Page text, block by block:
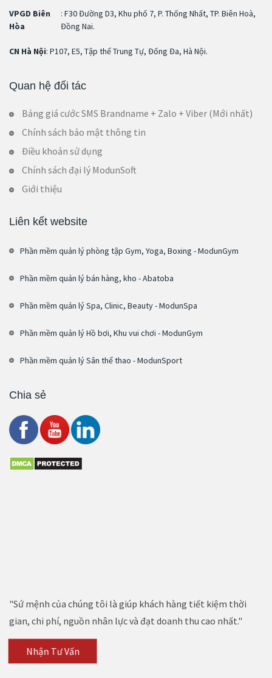
VPGD Biên
Hòa
: F30 Đường D3, Khu phố 7, P. Thống Nhất, TP. Biên Hoà,
Đồng Nai.
CN Hà Nội: P107, E5, Tập thể Trung Tự, Đống Đa, Hà Nội.
Quan hệ đối tác
Bảng giá cước SMS Brandname + Zalo + Viber (Mới nhất)
Chính sách bảo mật thông tin
Điều khoản sử dụng
Chính sách đại lý ModunSoft
Giới thiệu
Liên kết website
Phần mềm quản lý phòng tập Gym, Yoga, Boxing - ModunGym
Phần mềm quản lý bán hàng, kho - Abatoba
Phần mềm quản lý Spa, Clinic, Beauty - ModunSpa
Phần mềm quản lý Hồ bơi, Khu vui chơi - ModunGym
Phần mềm quản lý Sân thể thao - ModunSport
Chia sẻ
"Sứ mệnh của chúng tôi là giúp khách hàng tiết kiệm thời
gian, chi phí, nguồn nhân lực và đạt doanh thu cao nhất."
Nhận Tư Vấn